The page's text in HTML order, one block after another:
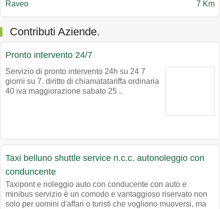
Raveo
7 Km
Contributi Aziende.
Pronto intervento 24/7
Servizio di pronto intervento 24h su 24 7
giorni su 7. diritto di chiamatatariffa ordinaria
40 iva maggiorazione sabato 25 ..
Taxi belluno shuttle service n.c.c. autonoleggio con
conduncente
Taxipont e noleggio auto con conducente con auto e
minibus servizio è un comodo e vantaggioso riservato non
solo per uomini d'affari o turisti che vogliono muoversi, ma